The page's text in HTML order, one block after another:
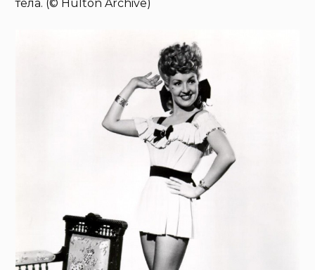
тела. (© Hulton Archive)